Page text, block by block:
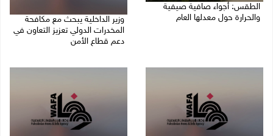
الطقس: أجواء صافية صيفية
والحرارة حول معدلها العام
وزير الداخلية يبحث مع مكافحة
المخدرات الدولي تعزيز التعاون في
دعم قطاع الأمن